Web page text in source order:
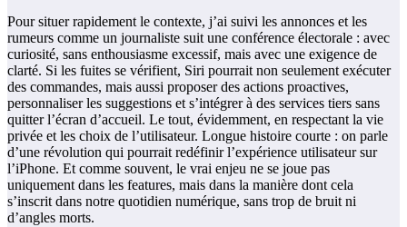
Pour situer rapidement le contexte, j’ai suivi les annonces et les
rumeurs comme un journaliste suit une conférence électorale : avec
curiosité, sans enthousiasme excessif, mais avec une exigence de
clarté. Si les fuites se vérifient, Siri pourrait non seulement exécuter
des commandes, mais aussi proposer des actions proactives,
personnaliser les suggestions et s’intégrer à des services tiers sans
quitter l’écran d’accueil. Le tout, évidemment, en respectant la vie
privée et les choix de l’utilisateur. Longue histoire courte : on parle
d’une révolution qui pourrait redéfinir l’expérience utilisateur sur
l’iPhone. Et comme souvent, le vrai enjeu ne se joue pas
uniquement dans les features, mais dans la manière dont cela
s’inscrit dans notre quotidien numérique, sans trop de bruit ni
d’angles morts.